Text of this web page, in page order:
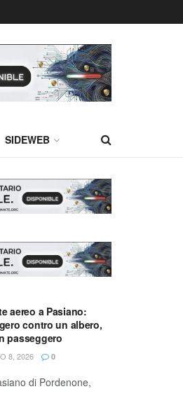
SIDEWEB
aereo a Pasiano:
contro un albero,
passeggero
8, 2026 0
di Pordenone,